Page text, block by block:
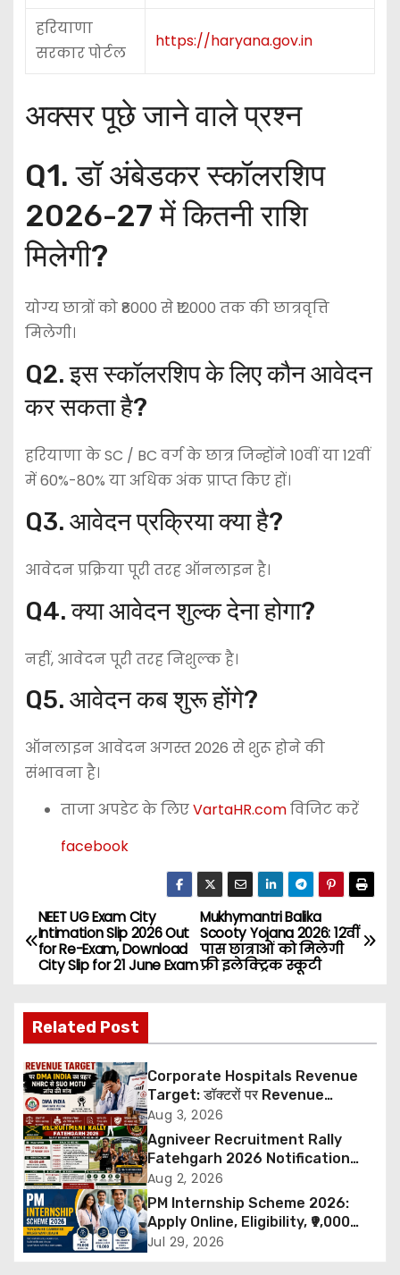
हरियाणा
सरकार पोर्टल
https://haryana.gov.in
अक्सर पूछे जाने वाले प्रश्न
Q1. डॉ अंबेडकर स्कॉलरशिप
2026-27 में कितनी राशि
मिलेगी?
योग्य छात्रों को ₹8000 से ₹12000 तक की छात्रवृत्ति
मिलेगी।
Q2. इस स्कॉलरशिप के लिए कौन आवेदन
कर सकता है?
हरियाणा के SC / BC वर्ग के छात्र जिन्होंने 10वीं या 12वीं
में 60%-80% या अधिक अंक प्राप्त किए हों।
Q3. आवेदन प्रक्रिया क्या है?
आवेदन प्रक्रिया पूरी तरह ऑनलाइन है।
Q4. क्या आवेदन शुल्क देना होगा?
नहीं, आवेदन पूरी तरह निशुल्क है।
Q5. आवेदन कब शुरू होंगे?
ऑनलाइन आवेदन अगस्त 2026 से शुरू होने की
संभावना है।
ताजा अपडेट के लिएVartaHR.comविजिट करें
facebook
P
o
t
n
a
v
i
g
Mukhymantri Balika
Scooty Yojana 2026: 12वीं
पास छात्राओं को मिलेगी
फ्री इलेक्ट्रिक स्कूटी
NEET UG Exam City
Intimation Slip 2026 Out
for Re-Exam, Download
City Slip for 21 June Exam
Related Post
Corporate Hospitals Revenue
Target: डॉक्टरों पर Revenue
Targets थोपने के खिलाफ DMA India
का बड़ा कदम, NHRC से Suo Motu जांच
की मांग
Aug 3, 2026
Agniveer Recruitment Rally
Fatehgarh 2026 Notification
Out – Rajput Regimental Centre
Rally Schedule, Eligibility,
Documents & Selection Process
Aug 2, 2026
PM Internship Scheme 2026:
Apply Online, Eligibility, ₹9,000
Stipend, Benefits, Selection
Jul 29, 2026